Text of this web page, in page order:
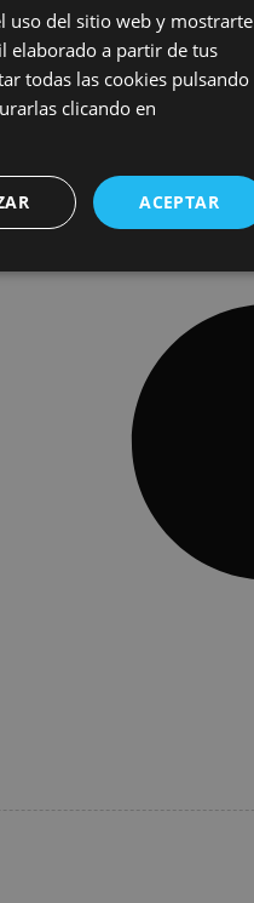
uso del sitio web y mostrarte
elaborado a partir de tus
todas las cookies pulsando
clicando en
ACEPTAR